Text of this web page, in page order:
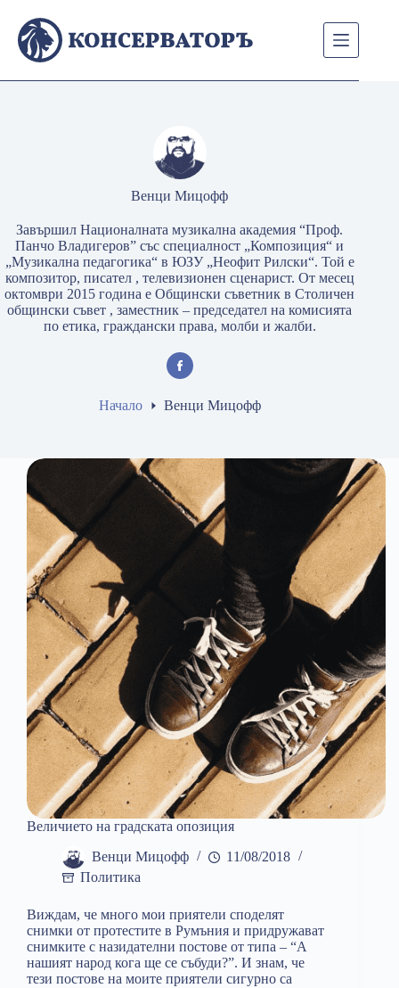
content
Венци Мицофф
Завършил Националната музикална академия “Проф.
Панчо Владигеров” със специалност „Композиция“ и
„Музикална педагогика“ в ЮЗУ „Неофит Рилски“. Той е
композитор, писател , телевизионен сценарист. От месец
октомври 2015 година е Общински съветник в Столичен
общински съвет , заместник – председател на комисията
по етика, граждански права, молби и жалби.
Начало Венци Мицофф
Величието на градската опозиция
Венци Мицофф
11/08/2018
Политика
Виждам, че много мои приятели споделят
снимки от протестите в Румъния и придружават
снимките с назидателни постове от типа – “А
нашият народ кога ще се събуди?”. И знам, че
тези постове на моите приятели сигурно са